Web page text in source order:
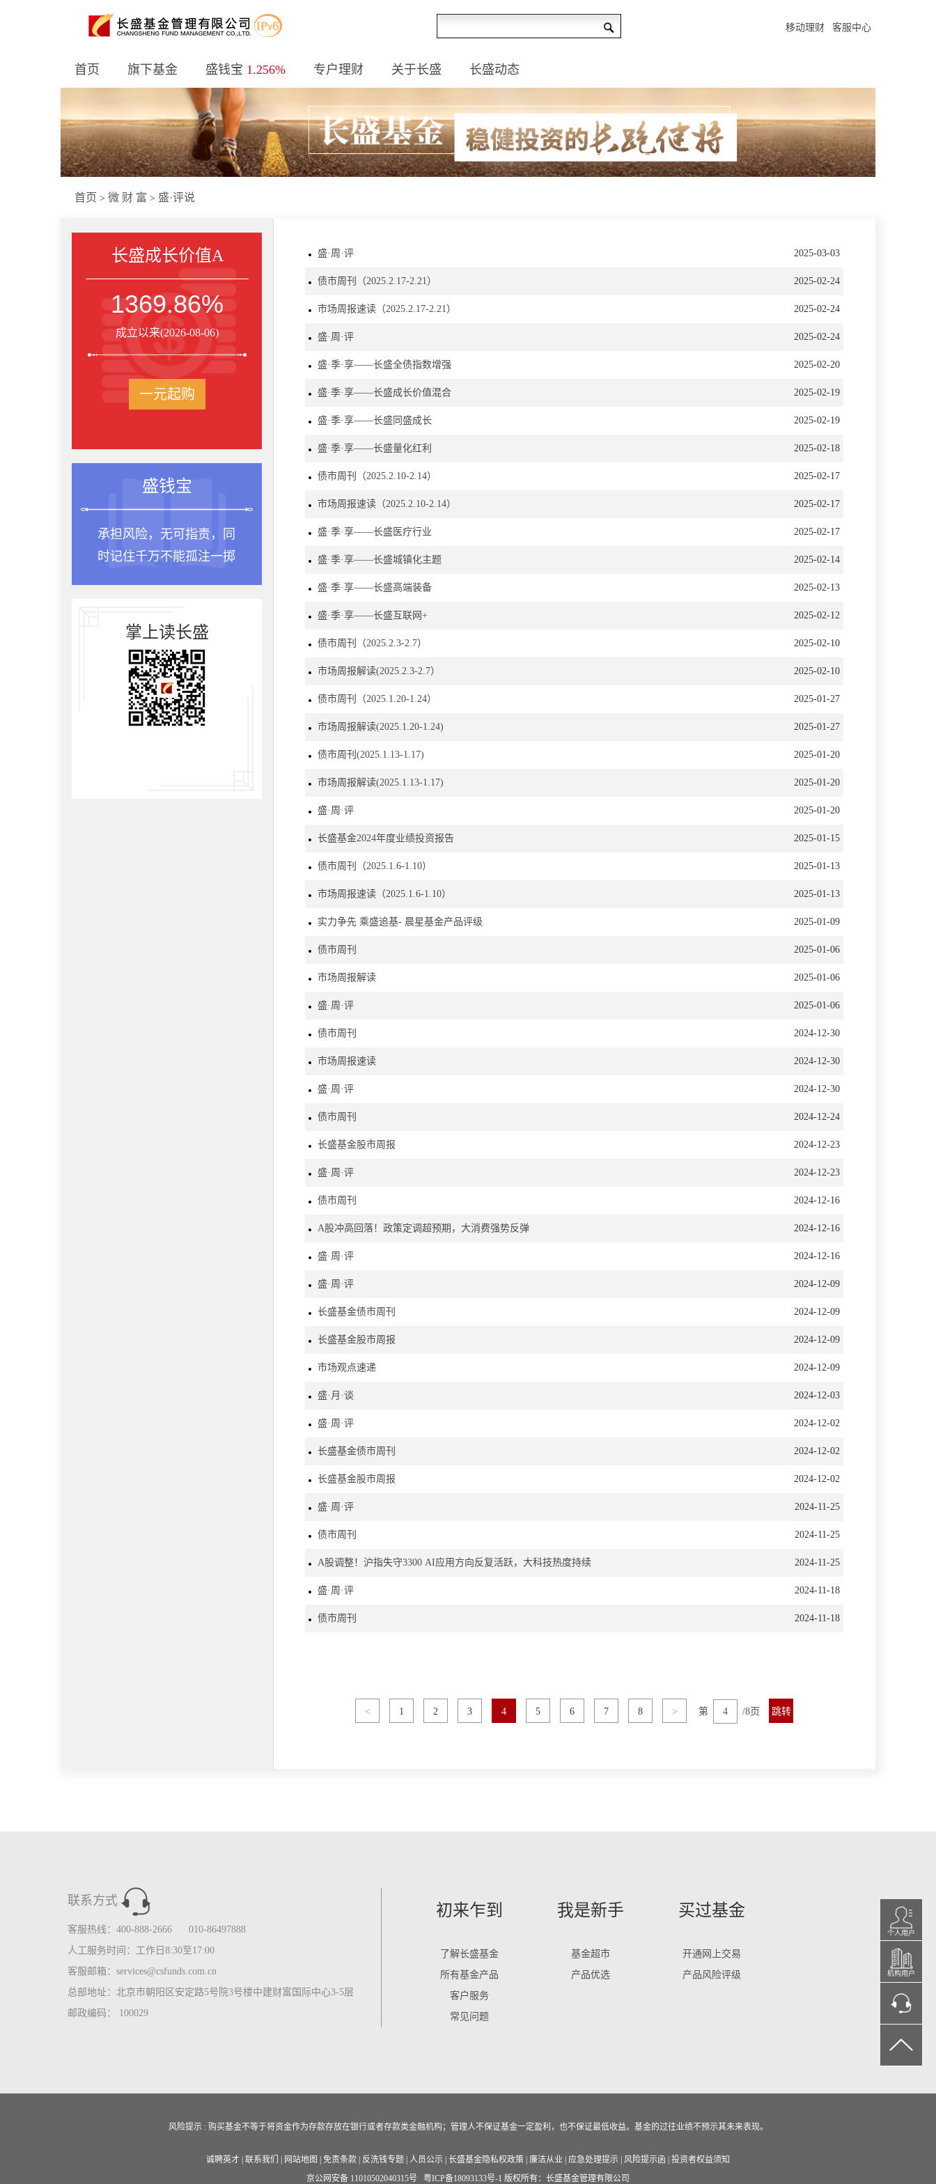
移动理财 客服中心
首页 旗下基金 盛钱宝 1.256% 专户理财 关于长盛 长盛动态
首页 > 微 财 富 > 盛·评说
长盛成长价值A
1369.86%
成立以来(2026-08-06)
一元起购
盛钱宝
承担风险，无可指责，同
时记住千万不能孤注一掷
投资箴言
种一棵树最合适的时间
是十年前，其次是现在。
掌上读长盛
2025-03-03
盛·周·评
2025-02-24
债市周刊（2025.2.17-2.21） ​
2025-02-24
市场周报速读（2025.2.17-2.21）
2025-02-24
盛·周·评
2025-02-20
盛·季·享——长盛全债指数增强 ​
2025-02-19
盛·季·享——长盛成长价值混合
2025-02-19
盛·季·享——长盛同盛成长 ​
2025-02-18
盛·季·享——长盛量化红利 ​
2025-02-17
债市周刊（2025.2.10-2.14） ​
2025-02-17
市场周报速读（2025.2.10-2.14）
2025-02-17
盛·季·享——长盛医疗行业
2025-02-14
盛·季·享——长盛城镇化主题
2025-02-13
盛·季·享——长盛高端装备 ​
2025-02-12
盛·季·享——长盛互联网+
2025-02-10
债市周刊（2025.2.3-2.7）
2025-02-10
市场周报解读(2025.2.3-2.7）
2025-01-27
债市周刊（2025.1.20-1.24） ​
2025-01-27
市场周报解读(2025.1.20-1.24)
2025-01-20
债市周刊(2025.1.13-1.17)
2025-01-20
市场周报解读(2025.1.13-1.17)
2025-01-20
盛·周·评
2025-01-15
长盛基金2024年度业绩投资报告
2025-01-13
债市周刊（2025.1.6-1.10）
2025-01-13
市场周报速读（2025.1.6-1.10）
2025-01-09
实力争先 乘盛追基- 晨星基金产品评级
2025-01-06
债市周刊
2025-01-06
市场周报解读
2025-01-06
盛·周·评
2024-12-30
债市周刊
2024-12-30
市场周报速读
2024-12-30
盛·周·评
2024-12-24
债市周刊
2024-12-23
长盛基金股市周报
2024-12-23
盛·周·评
2024-12-16
债市周刊
2024-12-16
A股冲高回落！政策定调超预期，大消费强势反弹
2024-12-16
盛·周·评
2024-12-09
盛·周·评
2024-12-09
长盛基金债市周刊
2024-12-09
长盛基金股市周报
2024-12-09
市场观点速递
2024-12-03
盛·月·谈
2024-12-02
盛·周·评
2024-12-02
长盛基金债市周刊
2024-12-02
长盛基金股市周报
2024-11-25
盛·周·评
2024-11-25
债市周刊
2024-11-25
A股调整！沪指失守3300 AI应用方向反复活跃，大科技热度持续
2024-11-18
盛·周·评
2024-11-18
债市周刊
< 1 2 3 4 5 6 7 8 > 第 /8页 跳转
联系方式
客服热线：400-888-2666 010-86497888
人工服务时间：工作日8:30至17:00
客服邮箱：services@csfunds.com.cn
总部地址：北京市朝阳区安定路5号院3号楼中建财富国际中心3-5层
邮政编码： 100029
初来乍到
了解长盛基金
所有基金产品
客户服务
常见问题
我是新手
基金超市
产品优选
买过基金
开通网上交易
产品风险评级
风险提示 : 购买基金不等于将资金作为存款存放在银行或者存款类金融机构；管理人不保证基金一定盈利，也不保证最低收益。基金的过往业绩不预示其未来表现。
诚聘英才 联系我们 网站地图 免责条款 反洗钱专题 人员公示 长盛基金隐私权政策 廉洁从业 应急处理提示 风险提示函
投资者权益须知
京公网安备 11010502040315号
粤ICP备18093133号-1 版权所有：长盛基金管理有限公司
个人用户
机构用户